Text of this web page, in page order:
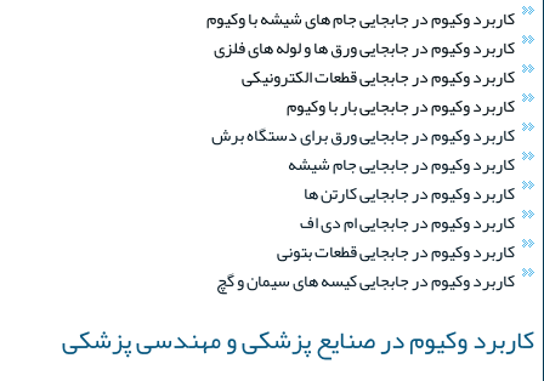
کاربرد وکیوم در جابجایی جام های شیشه با وکیوم
کاربرد وکیوم در جابجایی ورق ها و لوله های فلزی
کاربرد وکیوم در جابجایی قطعات الکترونیکی
کاربرد وکیوم در جابجایی بار با وکیوم
کاربرد وکیوم در جابجایی ورق برای دستگاه برش
کاربرد وکیوم در جابجایی جام شیشه
کاربرد وکیوم در جابجایی کارتن ها
کاربرد وکیوم در جابجایی ام دی اف
کاربرد وکیوم در جابجایی قطعات بتونی
کاربرد وکیوم در جابجایی کیسه های سیمان و گچ
کاربرد وکیوم در صنایع پزشکی و مهندسی پزشکی